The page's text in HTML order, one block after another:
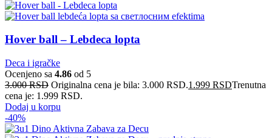
Hover ball – Lebdeca lopta
Deca i igračke
Ocenjeno sa 4.86 od 5
3.000RSD Originalna cena je bila: 3.000 RSD.1.999 RSDTrenutna
cena je: 1.999 RSD.
Dodaj u korpu
-40%